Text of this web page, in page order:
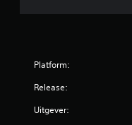
Platform:
Release:
Uitgever: